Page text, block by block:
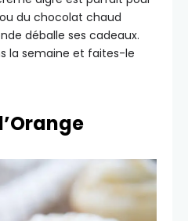
du chocolat chaud
déballe ses cadeaux.
la semaine et faites-le